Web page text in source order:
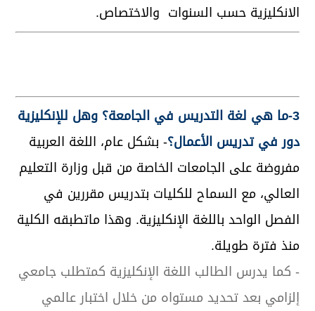
الانكليزية حسب السنوات والاختصاص.
3-ما هي لغة التدريس في الجامعة؟ وهل للإنكليزية
دور في تدريس الأعمال؟- بشكل عام، اللغة العربية
مفروضة على الجامعات الخاصة من قبل وزارة التعليم
العالي، مع السماح للكليات بتدريس مقررين في
الفصل الواحد باللغة الإنكليزية. وهذا ماتطبقه الكلية
منذ فترة طويلة.
- كما يدرس الطالب اللغة الإنكليزية كمتطلب جامعي
إلزامي بعد تحديد مستواه من خلال اختبار عالمي